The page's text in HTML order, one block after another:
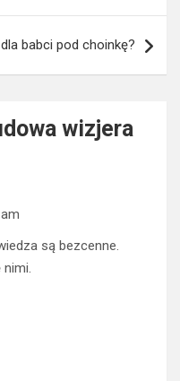
babci pod choinkę?
wizjera
są bezcenne.
nimi.